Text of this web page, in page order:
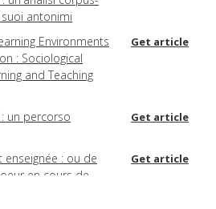
antonimi
Environments
: Sociological
and Teaching
Get article
un percorso
Get article
: ou de
en cours de
Get article